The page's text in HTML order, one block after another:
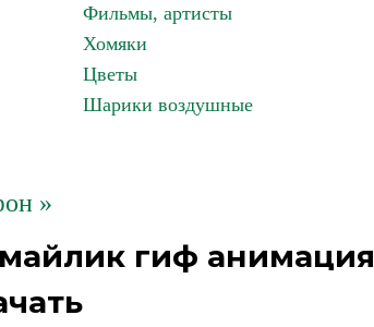
Фильмы, артисты
Хомяки
Цветы
Шарики воздушные
»
гиф анимация